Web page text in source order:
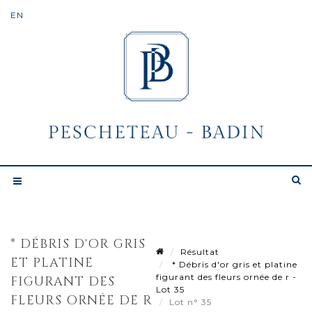
* DÉBRIS D'OR GRIS
ET PLATINE
FIGURANT DES
FLEURS ORNÉE DE R
Résultat
* Débris d'or gris et platine
figurant des fleurs ornée de r -
Lot 35
Lot n° 35